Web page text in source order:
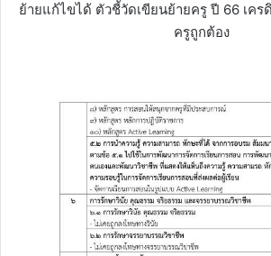
ย้ายแก้ไขได้ ตัวชี้วัดเขียนย้ายครู ปี 66 เค
ครูถูกต้อง